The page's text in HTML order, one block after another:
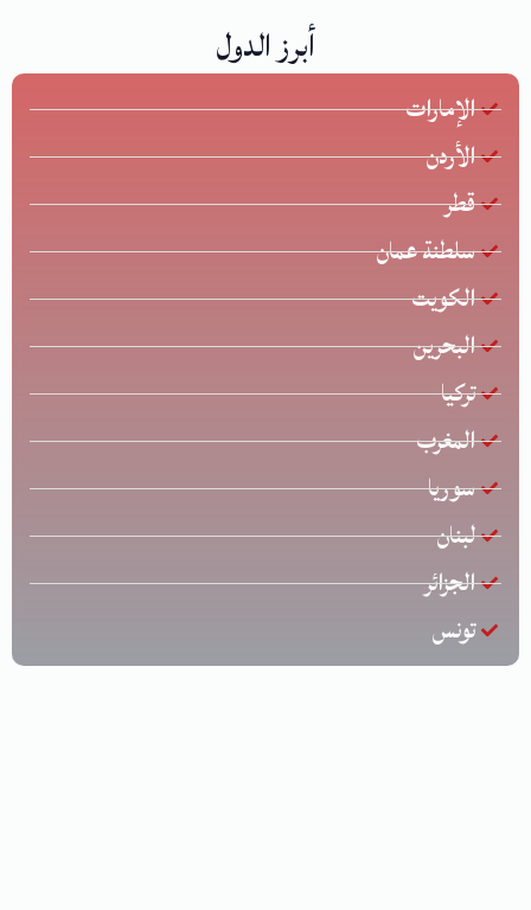
أبرز الدول
الإمارات
الأردن
قطر
سلطنة عمان
الكويت
البحرين
تركيا
المغرب
سوريا
لبنان
الجزائر
تونس